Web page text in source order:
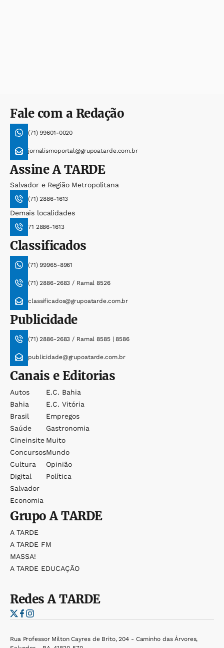
Fale com a Redação
(71) 99601-0020
jornalismoportal@grupoatarde.com.br
AssineA TARDE
Salvador e Região Metropolitana
(71) 2886-1613
Demais localidades
71 2886-1613
Classificados
(71) 99965-8961
(71) 2886-2683 / Ramal 8526
classificados@grupoatarde.com.br
Publicidade
(71) 2886-2683 / Ramal 8585 | 8586
publicidade@grupoatarde.com.br
Canais e Editorias
Autos
Bahia
Brasil
Saúde
Cineinsite
Concursos
Cultura
Digital
Salvador
Economia
E.c. Bahia
E.c. Vitória
Empregos
Gastronomia
Muito
Mundo
Opinião
Política
GrupoA TARDE
A TARDE
A TARDE FM
MASSA!
A TARDE EDUCAÇÃO
RedesA TARDE
Rua Professor Milton Cayres de Brito, 204 - Caminho das Árvores,